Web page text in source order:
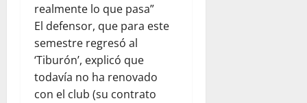
realmente lo que pasa”
El defensor, que para este
semestre regresó al
‘Tiburón’, explicó que
todavía no ha renovado
con el club (su contrato